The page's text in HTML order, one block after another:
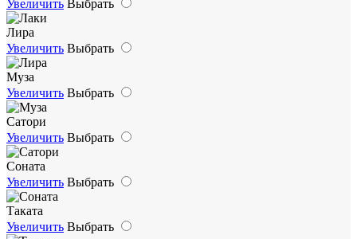
Увеличить Выбрать
Лира
Увеличить Выбрать
Муза
Увеличить Выбрать
Сатори
Увеличить Выбрать
Соната
Увеличить Выбрать
Таката
Увеличить Выбрать